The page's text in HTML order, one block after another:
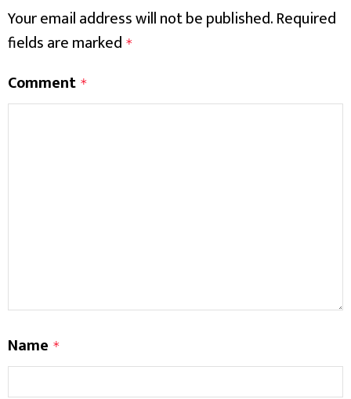
Your email address will not be published.Required
fields are marked *
Comment *
Name *